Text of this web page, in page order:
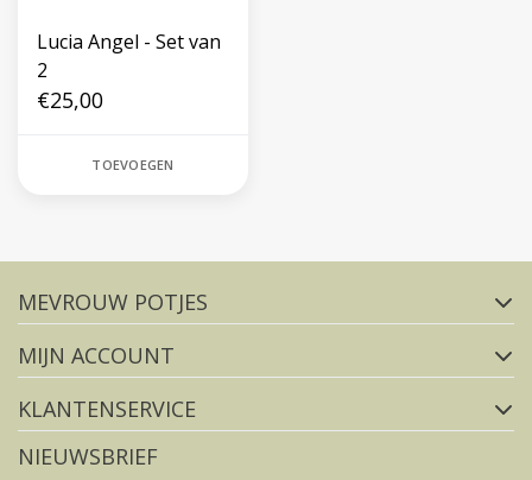
Lucia Angel - Set van
2
€25,00
TOEVOEGEN
FACEBOOK
MEVROUW POTJES
MIJN ACCOUNT
KLANTENSERVICE
NIEUWSBRIEF